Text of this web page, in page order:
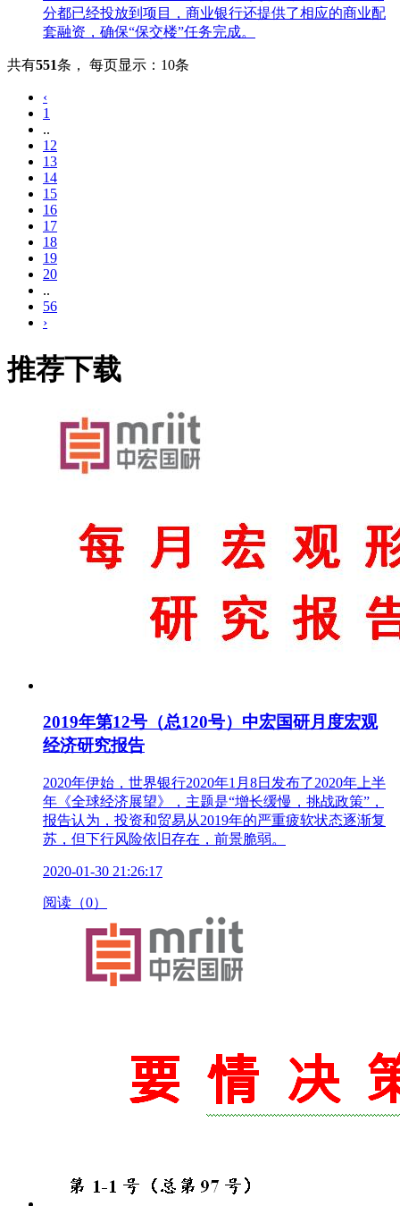
分都已经投放到项目，商业银行还提供了相应的商业配
套融资，确保“保交楼”任务完成。
共有551条 ， 每页显示：10条
‹
1
..
12
13
14
15
16
17
18
19
20
..
56
›
推荐下载
2019年第12号（总120号）中宏国研月度宏观
经济研究报告
2020年伊始，世界银行2020年1月8日发布了2020年上半
年《全球经济展望》，主题是“增长缓慢，挑战政策”，
报告认为，投资和贸易从2019年的严重疲软状态逐渐复
苏，但下行风险依旧存在，前景脆弱。
2020-01-30 21:26:17
阅读（0）